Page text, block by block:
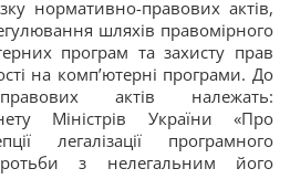
нормативно-правових актів,
шляхів правомірного
програм та захисту прав
на комп’ютерні програми. До
актів належать:
Міністрів України «Про
легалізації програмного
з нелегальним його